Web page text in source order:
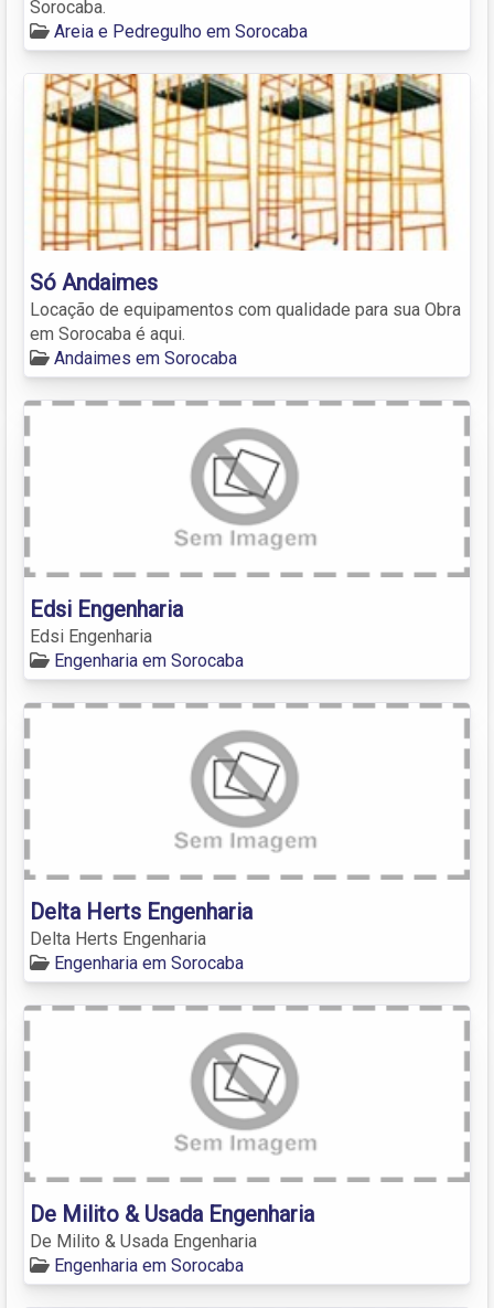
Sorocaba.
Areia e Pedregulho em Sorocaba
Só Andaimes
Locação de equipamentos com qualidade para sua Obra
em Sorocaba é aqui.
Andaimes em Sorocaba
Edsi Engenharia
Edsi Engenharia
Engenharia em Sorocaba
Delta Herts Engenharia
Delta Herts Engenharia
Engenharia em Sorocaba
De Milito & Usada Engenharia
De Milito & Usada Engenharia
Engenharia em Sorocaba